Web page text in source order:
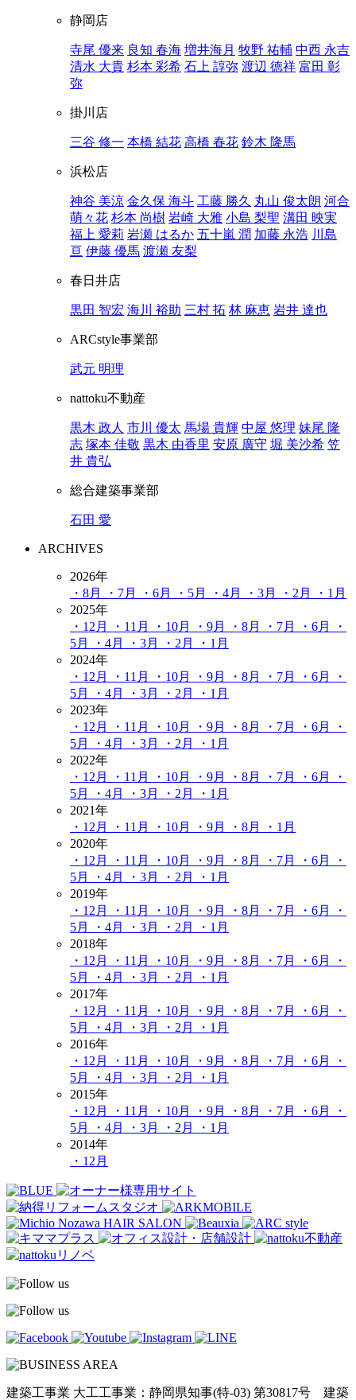
静岡店
寺尾 優来 良知 春海 増井海月 牧野 祐輔 中西 永吉
清水 大貴 杉本 彩希 石上 諄弥 渡辺 徳祥 富田 彰
弥
掛川店
三谷 修一 本橋 結花 高橋 春花 鈴木 隆馬
浜松店
神谷 美涼 金久保 海斗 工藤 勝久 丸山 俊太朗 河合
萌々花 杉本 尚樹 岩崎 大雅 小島 梨聖 溝田 映実
福上 愛莉 岩瀬 はるか 五十嵐 潤 加藤 永浩 川島
亘 伊藤 優馬 渡瀬 友梨
春日井店
黒田 智宏 海川 裕助 三村 拓 林 麻恵 岩井 達也
ARCstyle事業部
武元 明理
nattoku不動産
黒木 政人 市川 優太 馬場 貴輝 中屋 悠理 妹尾 隆
志 塚本 佳敬 黒木 由香里 安原 廣守 堀 美沙希 笠
井 貴弘
総合建築事業部
石田 愛
ARCHIVES
2026年
・8月
・7月 ・6月 ・5月 ・4月 ・3月 ・2月
・1月
2025年
・12月
・11月 ・10月 ・9月 ・8月 ・7月 ・6月
・
5月
・4月 ・3月 ・2月
・1月
2024年
・12月
・11月 ・10月 ・9月 ・8月 ・7月 ・6月
・
5月
・4月 ・3月 ・2月
・1月
2023年
・12月
・11月 ・10月 ・9月 ・8月 ・7月 ・6月
・
5月
・4月 ・3月 ・2月
・1月
2022年
・12月
・11月 ・10月 ・9月 ・8月 ・7月 ・6月
・
5月
・4月 ・3月 ・2月
・1月
2021年
・12月
・11月 ・10月 ・9月 ・8月
・1月
2020年
・12月
・11月 ・10月 ・9月 ・8月 ・7月 ・6月
・
5月
・4月 ・3月 ・2月
・1月
2019年
・12月
・11月 ・10月 ・9月 ・8月 ・7月 ・6月
・
5月
・4月 ・3月 ・2月
・1月
2018年
・12月
・11月 ・10月 ・9月 ・8月 ・7月 ・6月
・
5月
・4月 ・3月 ・2月
・1月
2017年
・12月
・11月 ・10月 ・9月 ・8月 ・7月 ・6月
・
5月
・4月 ・3月 ・2月
・1月
2016年
・12月
・11月 ・10月 ・9月 ・8月 ・7月 ・6月
・
5月
・4月 ・3月 ・2月
・1月
2015年
・12月
・11月 ・10月 ・9月 ・8月 ・7月 ・6月
・
5月
・4月 ・3月 ・2月
・1月
2014年
・12月
建築工事業 大工工事業：静岡県知事(特-03) 第30817号 建築